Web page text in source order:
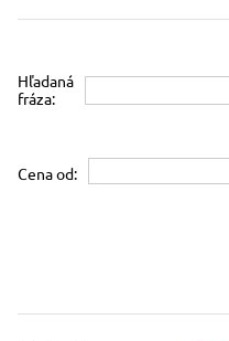
Hľadaná
fráza:
Cena od: